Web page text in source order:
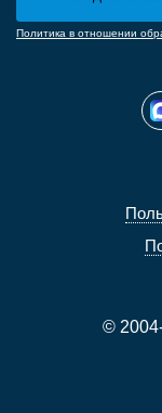
©
Политика в отношении